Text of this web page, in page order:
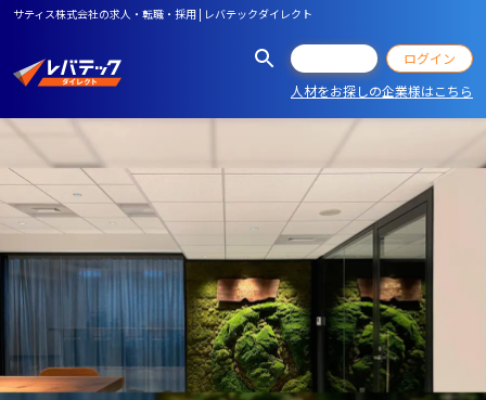
サティス株式会社の求人・転職・採用 | レバテックダイレクト
ログイン
人材をお探しの企業様はこちら